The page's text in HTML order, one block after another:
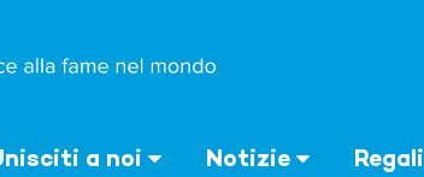
a noi Notizie Regali